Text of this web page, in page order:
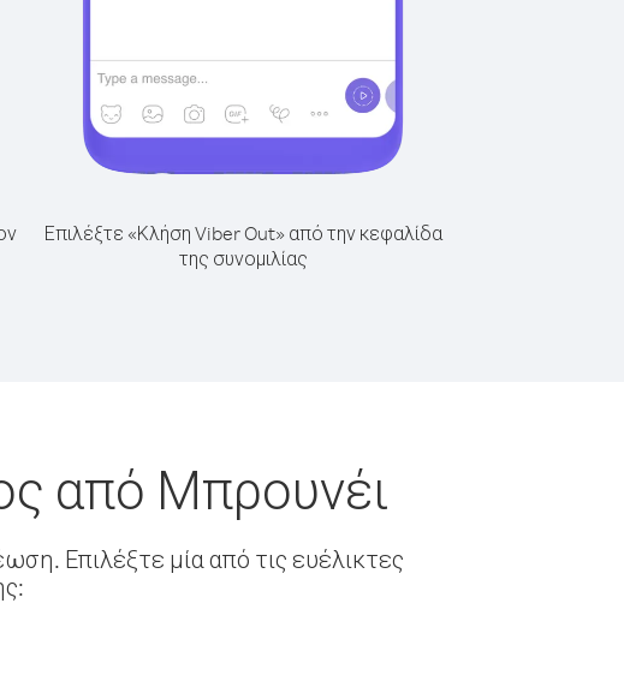
Επιλέξτε «Κλήση Viber Out» από την κεφαλίδα
της συνομιλίας
από Μπρουνέι
Επιλέξτε μία από τις ευέλικτες